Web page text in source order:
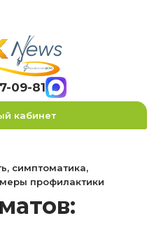
09-81
кабинет
симптоматика,
профилактики